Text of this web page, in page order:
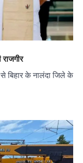
बिहार के नालंदा जिले के